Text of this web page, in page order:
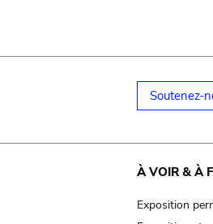
Soutenez-
À VOIR & À
Exposition